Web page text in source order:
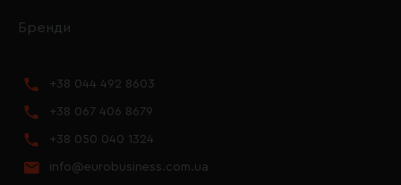
Бренди
+38 044 492 8603
+38 067 406 8679
+38 050 040 1324
info@eurobusiness.com.ua